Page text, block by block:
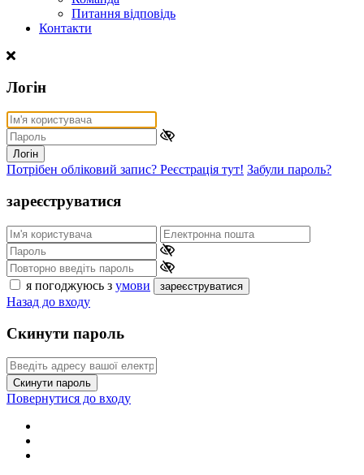
Питання відповідь
Контакти
Логін
Логін
Потрібен обліковий запис? Реєстрація тут! Забули пароль?
зареєструватися
я погоджуюсь з умови зареєструватися
Назад до входу
Скинути пароль
Скинути пароль
Повернутися до входу